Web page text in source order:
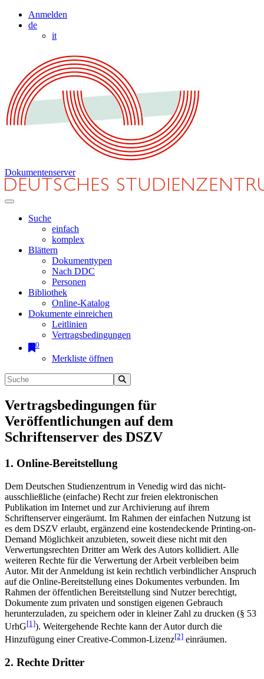
Anmelden
de
it
Dokumentenserver
Suche
einfach
komplex
Blättern
Dokumenttypen
Nach DDC
Personen
Bibliothek
Online-Katalog
Dokumente einreichen
Leitlinien
Vertragsbedingungen
0
Merkliste öffnen
Vertragsbedingungen für
Veröffentlichungen auf dem
Schriftenserver des DSZV
1. Online-Bereitstellung
Dem Deutschen Studienzentrum in Venedig wird das nicht-
ausschließliche (einfache) Recht zur freien elektronischen
Publikation im Internet und zur Archivierung auf ihrem
Schriftenserver eingeräumt. Im Rahmen der einfachen Nutzung ist
es dem DSZV erlaubt, ergänzend eine kostendeckende Printing-on-
Demand Möglichkeit anzubieten, soweit diese nicht mit den
Verwertungsrechten Dritter am Werk des Autors kollidiert. Alle
weiteren Rechte für die Verwertung der Arbeit verbleiben beim
Autor. Mit der Anmeldung ist kein rechtlich verbindlicher Anspruch
auf die Online-Bereitstellung eines Dokumentes verbunden. Im
Rahmen der öffentlichen Bereitstellung sind Nutzer berechtigt,
Dokumente zum privaten und sonstigen eigenen Gebrauch
herunterzuladen, zu speichern oder in kleiner Zahl zu drucken (§ 53
UrhG[1]). Weitergehende Rechte kann der Autor durch die
Hinzufügung einer Creative-Common-Lizenz[2] einräumen.
2. Rechte Dritter